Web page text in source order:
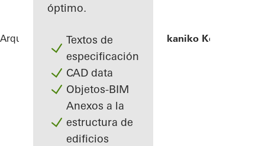
óptimo.
Textos de
especificación
CAD data
Objetos-BIM
Anexos a la
estructura de
edificios
Arquitectos ReferenciasIatriko Diavalkaniko Kentro